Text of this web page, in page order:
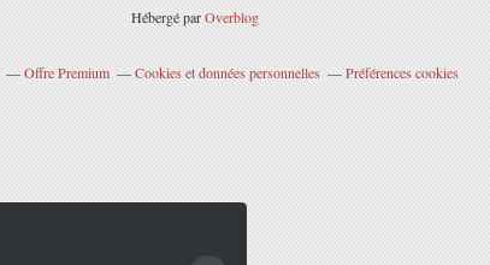
Hébergé parOverblog
Offre Premium Cookies et données personnelles Préférences cookies